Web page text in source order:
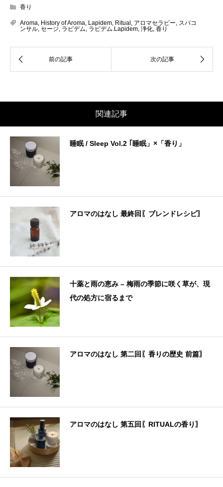
香り
Aroma, History of Aroma, Lapidem, Ritual , アロマセラピー, スパコ
ンサル, セージ, ラピデム, ラピデム.Lapidem, 浄化, 香り
関連記事
睡眠 / Sleep Vol.2 ｢睡眠」×「香り」
アロマのはなし 最終回〖ブレンドレシピ〗
十薬と雨の恵み – 梅雨の季節に咲く草が、現
代の処方に宿るまで
アロマのはなし 第二回〖香りの歴史 前篇〗
アロマのはなし 第五回〖RITUALの香り〗